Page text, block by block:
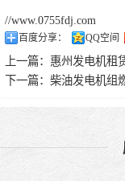
//www.0755fdj.com
百度分享： QQ空间
上一篇： 惠州发电机租
下一篇： 柴油发电机组
汕头租赁